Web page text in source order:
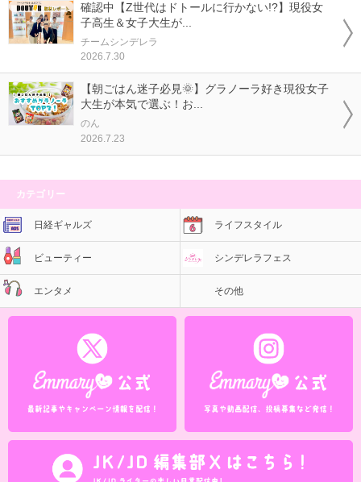
確認中【Z世代はドトールに行かない!?】現役女
子高生＆女子大生が...
チームシンデレラ
2026.7.30
【朝ごはん迷子必見🌞】グラノーラ好き現役女子
大生が本気で選ぶ！お...
のん
2026.7.23
カテゴリー
日経ギャルズ ライフスタイル
ビューティー シンデレラフェス
エンタメ その他